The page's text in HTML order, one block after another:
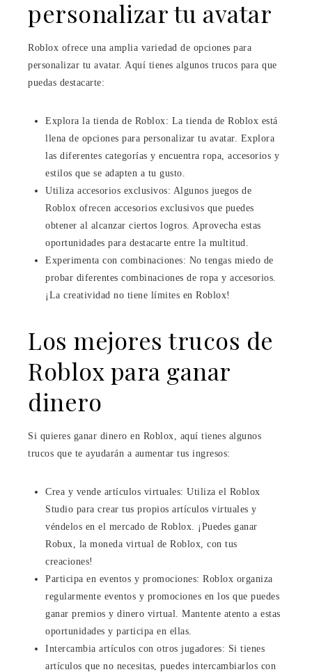
personalizar tu avatar
Roblox ofrece una amplia variedad de opciones para
personalizar tu avatar. Aquí tienes algunos trucos para que
puedas destacarte:
Explora la tienda de Roblox: La tienda de Roblox está
llena de opciones para personalizar tu avatar. Explora
las diferentes categorías y encuentra ropa, accesorios y
estilos que se adapten a tu gusto.
Utiliza accesorios exclusivos: Algunos juegos de
Roblox ofrecen accesorios exclusivos que puedes
obtener al alcanzar ciertos logros. Aprovecha estas
oportunidades para destacarte entre la multitud.
Experimenta con combinaciones: No tengas miedo de
probar diferentes combinaciones de ropa y accesorios.
¡La creatividad no tiene límites en Roblox!
Los mejores trucos de
Roblox para ganar
dinero
Si quieres ganar dinero en Roblox, aquí tienes algunos
trucos que te ayudarán a aumentar tus ingresos:
Crea y vende artículos virtuales: Utiliza el Roblox
Studio para crear tus propios artículos virtuales y
véndelos en el mercado de Roblox. ¡Puedes ganar
Robux, la moneda virtual de Roblox, con tus
creaciones!
Participa en eventos y promociones: Roblox organiza
regularmente eventos y promociones en los que puedes
ganar premios y dinero virtual. Mantente atento a estas
oportunidades y participa en ellas.
Intercambia artículos con otros jugadores: Si tienes
artículos que no necesitas, puedes intercambiarlos con